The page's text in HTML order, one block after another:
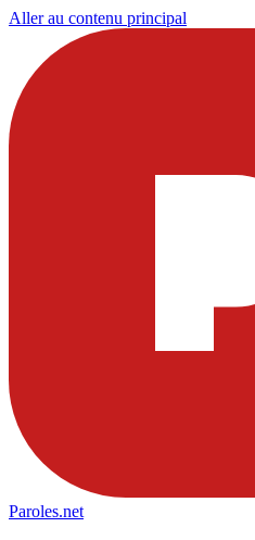
Aller au contenu principal
Paroles.net